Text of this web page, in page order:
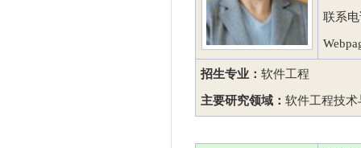
联系
招生专业： 软件工程
主要研究领域： 软件工程技